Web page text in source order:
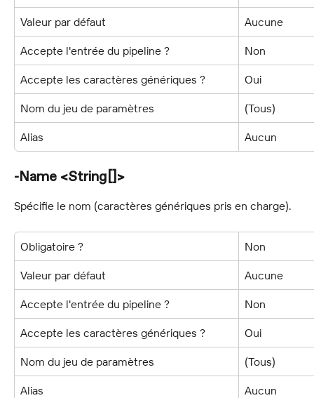
Valeur par défaut Aucune
Accepte l'entrée du pipeline ? Non
Accepte les caractères génériques ? Oui
Nom du jeu de paramètres (Tous)
Alias Aucun
-Name <String[]>
Spécifie le nom (caractères génériques pris en charge).
Obligatoire ? Non
Valeur par défaut Aucune
Accepte l'entrée du pipeline ? Non
Accepte les caractères génériques ? Oui
Nom du jeu de paramètres (Tous)
Alias Aucun